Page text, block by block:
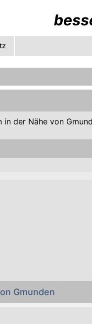
der Nähe von
Gmunden